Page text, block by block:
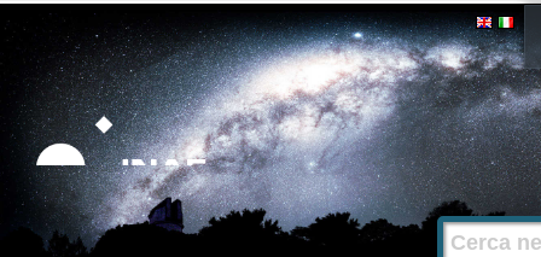
Strumenti
personali
Salta
contenuti.
|
Salta
alla
navigazione
Cerca nel
Ricerca
avanzata…